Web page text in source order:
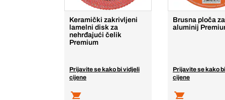
Keramički zakrivljeni
lamelni disk za
nehrđajući čelik
Premium
Prijavite se kako bi vidjeli
cijene
Brusna ploča za
aluminij
Prijavite se kako
cijene